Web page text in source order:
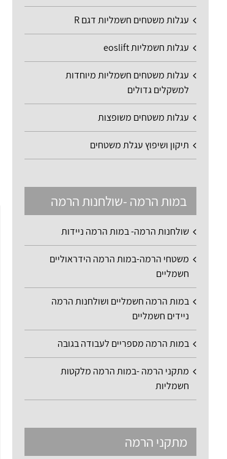
עגלות משטחים חשמליות דגם R
עגלות חשמליות eoslift
עגלות משטחים חשמליות מיוחדות
למשקלים גדולים
עגלות משטחים משופצות
תיקון ושיפוץ עגלת משטחים
במות הרמה -שולחנות הרמה
שולחנות הרמה- במות הרמה ניידות
משטחי הרמה-במות הרמה הידראוליים
חשמליים
במות הרמה חשמליים ושולחנות הרמה
ניידים חשמליים
במות הרמה מספריים לעבודה בגובה
מתקני הרמה -במות הרמה מלקטות
חשמליות
מתקני הרמה